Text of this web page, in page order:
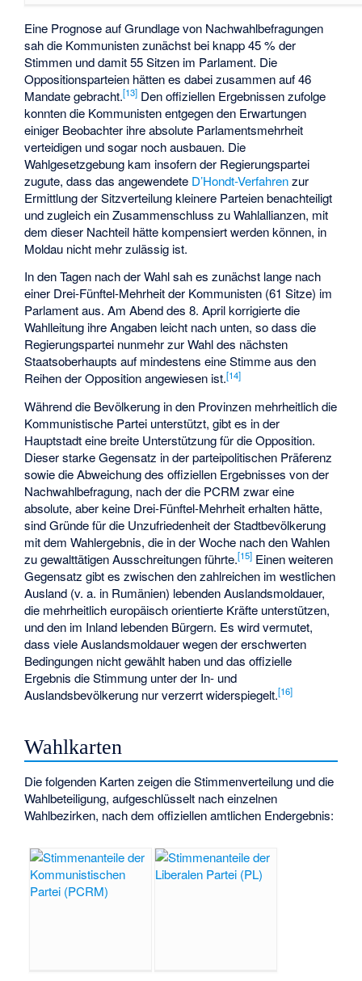
Eine Prognose auf Grundlage von Nachwahlbefragungen
sah die Kommunisten zunächst bei knapp 45 % der
Stimmen und damit 55 Sitzen im Parlament. Die
Oppositionsparteien hätten es dabei zusammen auf 46
Mandate gebracht.[13] Den offiziellen Ergebnissen zufolge
konnten die Kommunisten entgegen den Erwartungen
einiger Beobachter ihre absolute Parlamentsmehrheit
verteidigen und sogar noch ausbauen. Die
Wahlgesetzgebung kam insofern der Regierungspartei
zugute, dass das angewendete D’Hondt-Verfahrenzur
Ermittlung der Sitzverteilung kleinere Parteien benachteiligt
und zugleich ein Zusammenschluss zu Wahlallianzen, mit
dem dieser Nachteil hätte kompensiert werden können, in
Moldau nicht mehr zulässig ist.
In den Tagen nach der Wahl sah es zunächst lange nach
einer Drei-Fünftel-Mehrheit der Kommunisten (61 Sitze) im
Parlament aus. Am Abend des 8. April korrigierte die
Wahlleitung ihre Angaben leicht nach unten, so dass die
Regierungspartei nunmehr zur Wahl des nächsten
Staatsoberhaupts auf mindestens eine Stimme aus den
Reihen der Opposition angewiesen ist.[14]
Während die Bevölkerung in den Provinzen mehrheitlich die
Kommunistische Partei unterstützt, gibt es in der
Hauptstadt eine breite Unterstützung für die Opposition.
Dieser starke Gegensatz in der parteipolitischen Präferenz
sowie die Abweichung des offiziellen Ergebnisses von der
Nachwahlbefragung, nach der die PCRM zwar eine
absolute, aber keine Drei-Fünftel-Mehrheit erhalten hätte,
sind Gründe für die Unzufriedenheit der Stadtbevölkerung
mit dem Wahlergebnis, die in der Woche nach den Wahlen
zu gewalttätigen Ausschreitungen führte.[15] Einen weiteren
Gegensatz gibt es zwischen den zahlreichen im westlichen
Ausland (v. a. in Rumänien) lebenden Auslandsmoldauer,
die mehrheitlich europäisch orientierte Kräfte unterstützen,
und den im Inland lebenden Bürgern. Es wird vermutet,
dass viele Auslandsmoldauer wegen der erschwerten
Bedingungen nicht gewählt haben und das offizielle
Ergebnis die Stimmung unter der In- und
Auslandsbevölkerung nur verzerrt widerspiegelt.[16]
Wahlkarten
Die folgenden Karten zeigen die Stimmenverteilung und die
Wahlbeteiligung, aufgeschlüsselt nach einzelnen
Wahlbezirken, nach dem offiziellen amtlichen Endergebnis: